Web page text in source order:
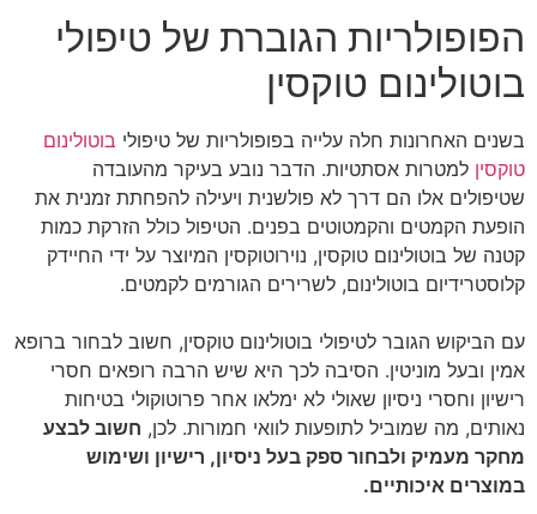
הפופולריות הגוברת של טיפולי
בוטולינום טוקסין
בשנים האחרונות חלה עלייה בפופולריות של טיפולי בוטולינום
טוקסין למטרות אסתטיות. הדבר נובע בעיקר מהעובדה
שטיפולים אלו הם דרך לא פולשנית ויעילה להפחתת זמנית את
הופעת הקמטים והקמטוטים בפנים. הטיפול כולל הזרקת כמות
קטנה של בוטולינום טוקסין, נוירוטוקסין המיוצר על ידי החיידק
קלוסטרידיום בוטולינום, לשרירים הגורמים לקמטים.
עם הביקוש הגובר לטיפולי בוטולינום טוקסין, חשוב לבחור ברופא
אמין ובעל מוניטין. הסיבה לכך היא שיש הרבה רופאים חסרי
רישיון וחסרי ניסיון שאולי לא ימלאו אחר פרוטוקולי בטיחות
נאותים, מה שמוביל לתופעות לוואי חמורות. לכן, חשוב לבצע
מחקר מעמיק ולבחור ספק בעל ניסיון, רישיון ושימוש
במוצרים איכותיים.